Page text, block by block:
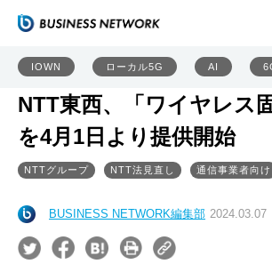
IOWN ローカル5G AI
NTT東西、「ワイヤレス
を4月1日より提供開始
NTTグループ NTT法見直し 通信事業者向け
BUSINESS NETWORK編集部 2024.03.07